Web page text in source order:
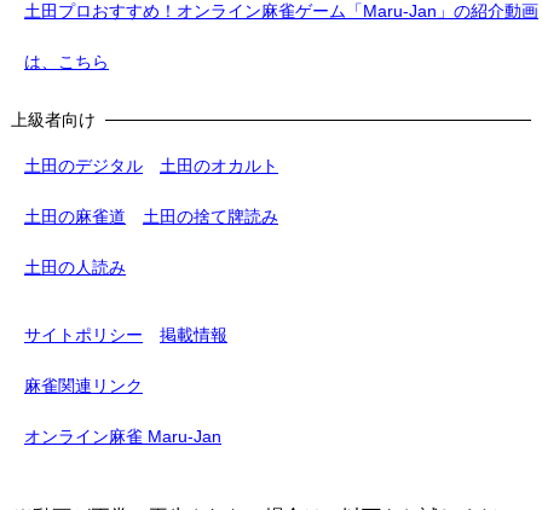
土田プロおすすめ！オンライン麻雀ゲーム「Maru-Jan」の紹介動画
は、こちら
上級者向け
土田のデジタル 土田のオカルト
土田の麻雀道 土田の捨て牌読み
土田の人読み
サイトポリシー 掲載情報
麻雀関連リンク
オンライン麻雀 Maru-Jan